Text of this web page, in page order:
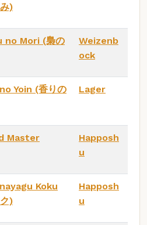
)
no Mori (梟の
Weizenb
ock
Yoin (香りの
Lager
Master
Happosh
u
Koku
)
Happosh
u